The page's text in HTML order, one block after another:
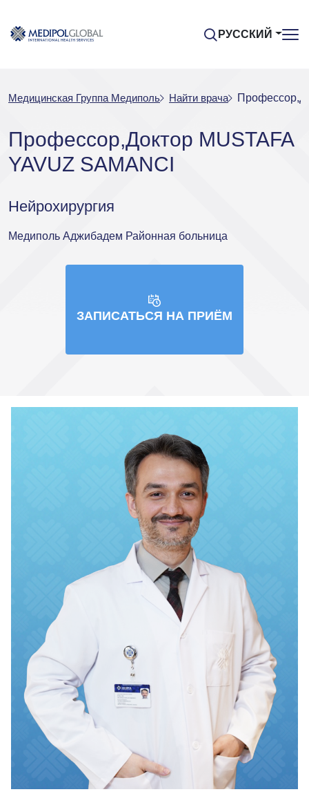
РУССКИЙ
Медицинская Группа Медиполь Найти врача
Профессор,Доктор MUSTAFA
YAVUZ SAMANCI
Нейрохирургия
Медиполь Аджибадем Районная больница
ЗАПИСАТЬСЯ НА ПРИЁМ